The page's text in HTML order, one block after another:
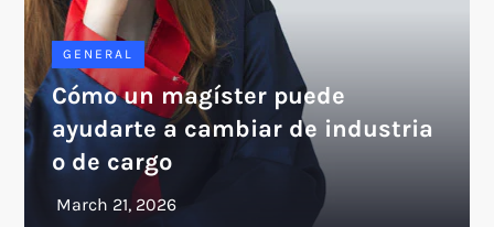
GENERAL
Cómo un magíster puede
ayudarte a cambiar de industria
o de cargo